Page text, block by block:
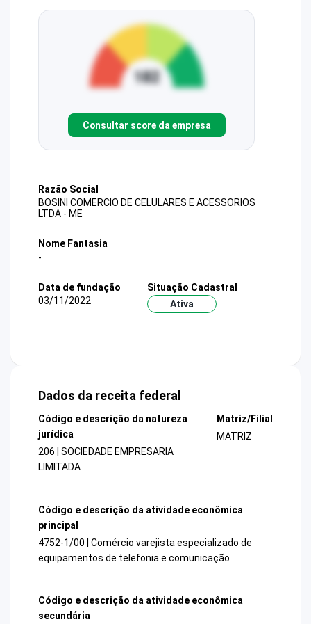
Consultar score da empresa
Razão Social
BOSINI COMERCIO DE CELULARES E ACESSORIOS
LTDA - ME
Nome Fantasia
-
Data de fundação
03/11/2022
Situação Cadastral
Ativa
Dados da receita federal
Código e descrição da natureza
jurídica
206 | SOCIEDADE EMPRESARIA
LIMITADA
Matriz/Filial
MATRIZ
Código e descrição da atividade econômica
principal
4752-1/00 | Comércio varejista especializado de
equipamentos de telefonia e comunicação
Código e descrição da atividade econômica
secundária